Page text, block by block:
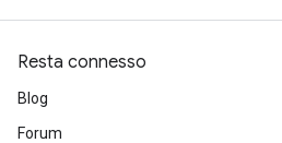
Resta connesso
Blog
Forum